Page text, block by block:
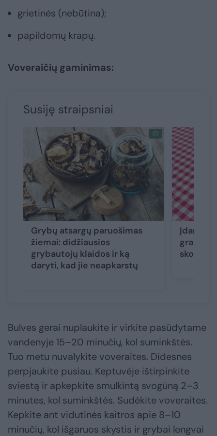
grietinės (nebūtina);
papildomų krapų.
Voveraičių gaminimas:
Susiję straipsniai
Grybų atsargų paruošimas
žiemai: didžiausios
grybautojų klaidos ir ką
daryti, kad jie neapkarstų
Įdaryti
skonio
Bulves gerai nuplaukite ir virkite pasūdytame
vandenyje 15–20 minučių, kol suminkštės.
Tuo metu nuvalykite voveraites. Didesnes
perpjaukite pusiau. Keptuvėje ištirpinkite
sviestą ir apkepkite smulkintą svogūną 2–3
minutes, kol suminkštės. Sudėkite voveraites.
Kepkite ant vidutinės kaitros apie 8–10
minučių, kol išgaruos skystis ir grybai lengvai